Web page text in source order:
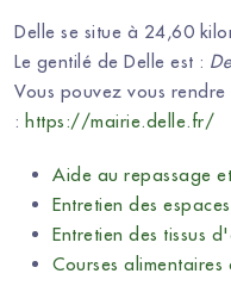
Delle se situe à 24,60
Le gentilé de Delle est :
Vous pouvez vous
: https://mairie.delle.fr/
Aide au repassage
Entretien des
Entretien des tissus
Courses alimentaires